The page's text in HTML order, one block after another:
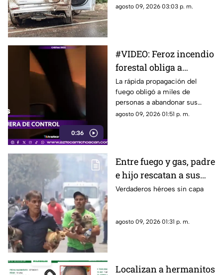
agosto 09, 2026 03:03 p. m.
0:36
#VIDEO: Feroz incendio
forestal obliga a
evacuar a más de 20
mil personas
La rápida propagación del
fuego obligó a miles de
personas a abandonar sus
hogares.
agosto 09, 2026 01:51 p. m.
Entre fuego y gas, padre
e hijo rescatan a sus
cuatro perros tras
Verdaderos héroes sin capa
agosto 09, 2026 01:31 p. m.
Localizan a hermanitos